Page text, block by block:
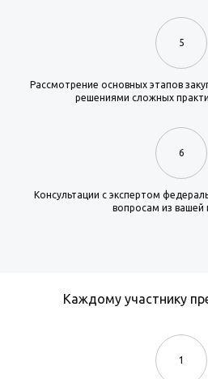
5
Рассмотрение основных этапов
решениями сложных
6
Консультации с экспертом
вопросам из вашей
Каждому участнику
1